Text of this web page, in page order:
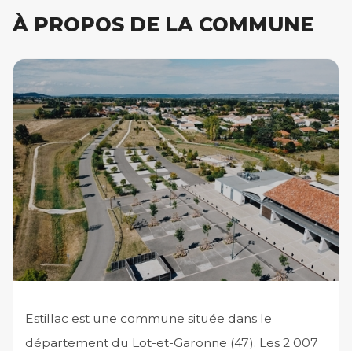
À PROPOS DE LA COMMUNE
Estillac est une commune située dans le
département du Lot-et-Garonne (47). Les 2 007